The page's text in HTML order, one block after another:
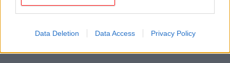
Data Deletion Data Access Privacy Policy